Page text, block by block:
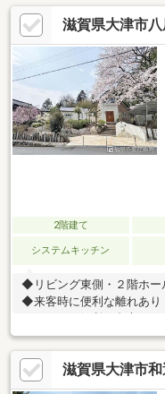
賀病院があります。建物
と生活できるのではないの
る庭付きの物件です。不
だと言われています。
不動産購入をしっかりと
せください。
滋賀県大津市
2階建て
システムキッチン
◆リビング東側・２階ホー
◆来客時に便利な離れあり
ーラーシステム（太陽熱
（２枚重ね）◆外壁の断
琶湖湖岸（八屋戸浜）ま
車種によります）【改装
滋賀県大津市